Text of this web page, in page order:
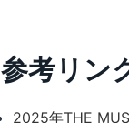
参考リン
2025年THE